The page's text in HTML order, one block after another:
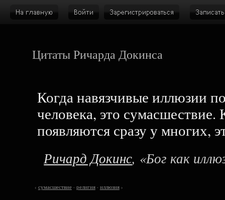
Цитаты Ричарда Докинса
Когда навязчивые иллюзии
человека, это сумасшествие.
появляются сразу у многих,
Ричард Докинс, «Бог как
‹ сумасшествие· религия· иллюзия›